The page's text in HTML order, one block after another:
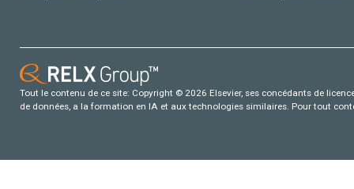
Tout le contenu de ce site: Copyright © 2026 Elsevier, ses concédants de
de données, a la formation en IA et aux technologies similaires. Pour tout